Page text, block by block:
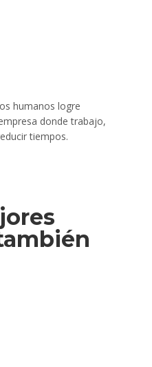
humanos logre
donde trabajo,
tiempos.